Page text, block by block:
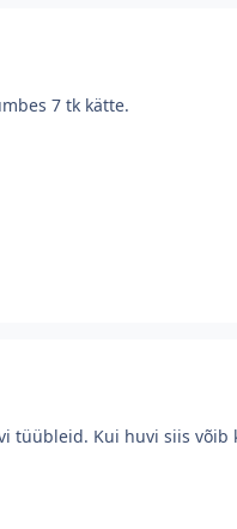
7 tk kätte.
tüübleid. Kui huvi siis võib